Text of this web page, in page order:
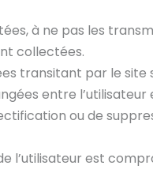
à ne pas les
collectées.
transitant par le site
entre l’utilisateur
ou de
l’utilisateur est